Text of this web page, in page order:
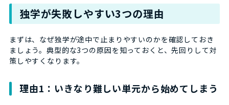
独学が失敗しやすい3つの理由
まずは、なぜ独学が途中で止まりやすいのかを確認しておき
ましょう。典型的な3つの原因を知っておくと、先回りして対
策しやすくなります。
理由1：いきなり難しい単元から始めてしまう